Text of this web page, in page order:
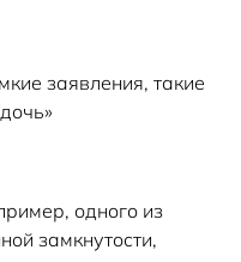
заявления, такие
одного из
замкнутости,